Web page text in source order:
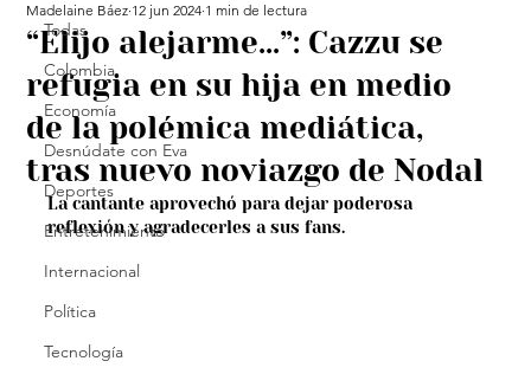
Todas
Colombia
Economía
Desnúdate con Eva
Deportes
Entretenimiento
Internacional
Política
Tecnología
“Elijo alejarme…”: Cazzu se
refugia en su hija en medio
de la polémica mediática,
tras nuevo noviazgo de Nodal
Madelaine Báez 12 jun 2024 1 min de lectura
La cantante aprovechó para dejar poderosa
reflexión y agradecerles a sus fans.